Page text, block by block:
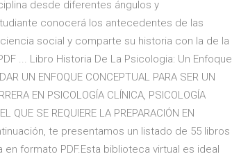
desde diferentes ángulos y
conocerá los antecedentes de las
social y comparte su historia con la de la
... Libro Historia De La Psicologia: Un Enfoque
UN ENFOQUE CONCEPTUAL PARA SER UN
EN PSICOLOGÍA CLÍNICA, PSICOLOGÍA
QUE SE REQUIERE LA PREPARACIÓN EN
te presentamos un listado de 55 libros
formato PDF.Esta biblioteca virtual es ideal